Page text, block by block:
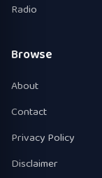
Radio
Browse
About
Contact
Privacy Policy
Disclaimer